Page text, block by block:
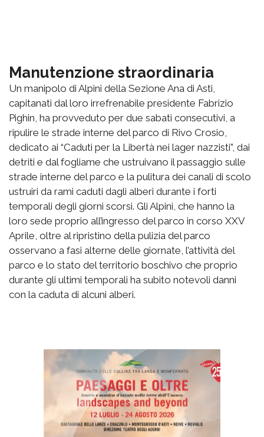
Manutenzione straordinaria
Un manipolo di Alpini della Sezione Ana di Asti,
capitanati dal loro irrefrenabile presidente Fabrizio
Pighin, ha provveduto per due sabati consecutivi, a
ripulire le strade interne del parco di Rivo Crosio,
dedicato ai “Caduti per la Libertà nei lager nazzisti”, dai
detriti e dal fogliame che ustruivano il passaggio sulle
strade interne del parco e la pulitura dei canali di scolo
ustruiri da rami caduti dagli alberi durante i forti
temporali degli giorni scorsi. Gli Alpini, che hanno la
loro sede proprio all’ingresso del parco in corso XXV
Aprile, oltre al ripristino della pulizia del parco
osservano a fasi alterne delle giornate, l’attività del
parco e lo stato del territorio boschivo che proprio
durante gli ultimi temporali ha subito notevoli danni
con la caduta di alcuni alberi.